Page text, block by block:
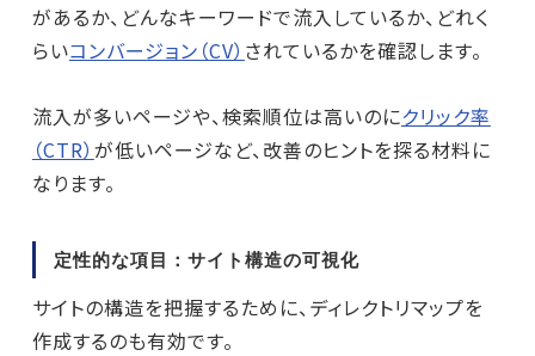
があるか、どんなキーワードで流入しているか、どれく
らいコンバージョン（CV） されているかを確認します。
流入が多いページや、検索順位は高いのにクリック率
（CTR） が低いページなど、改善のヒントを探る材料に
なります。
定性的な項目：サイト構造の可視化
サイトの構造を把握するために、ディレクトリマップを
作成するのも有効です。